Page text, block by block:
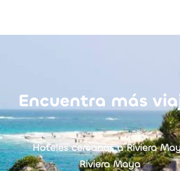
Encuentra más
Hoteles cercanos a Riviera
Riviera Maya